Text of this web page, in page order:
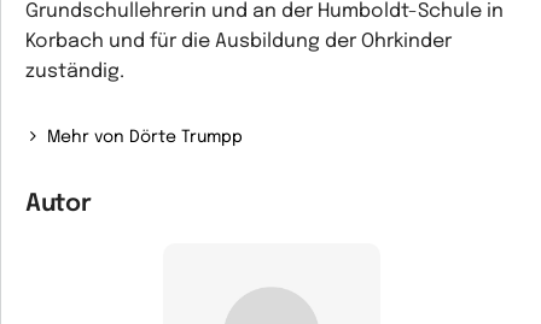
Grundschullehrerin und an der Humboldt-Schule in
Korbach und für die Ausbildung der Ohrkinder
zuständig.
Mehr von Dörte Trumpp
Autor